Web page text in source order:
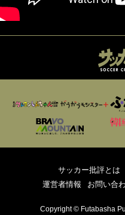
サッカー批評とは
運営者情報
お問い合
Copyright © Futabasha